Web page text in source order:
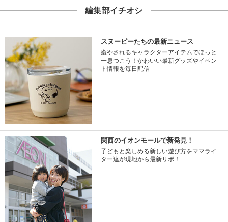
編集部イチオシ
スヌーピーたちの最新ニュース
癒やされるキャラクターアイテムでほっと
一息つこう！かわいい最新グッズやイベン
ト情報を毎日配信
関西のイオンモールで新発見！
子どもと楽しめる新しい遊び方をママライ
ター達が現地から最新リポ！